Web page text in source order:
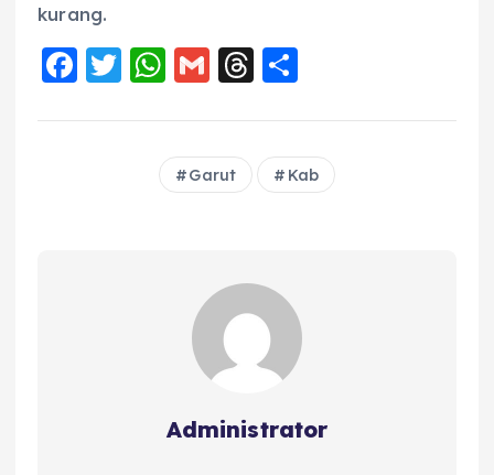
kurang.
F
c
T
it
W
a
ts
A
G
ai
l
T
re
a
d
a
re
Garut Kab
Administrator